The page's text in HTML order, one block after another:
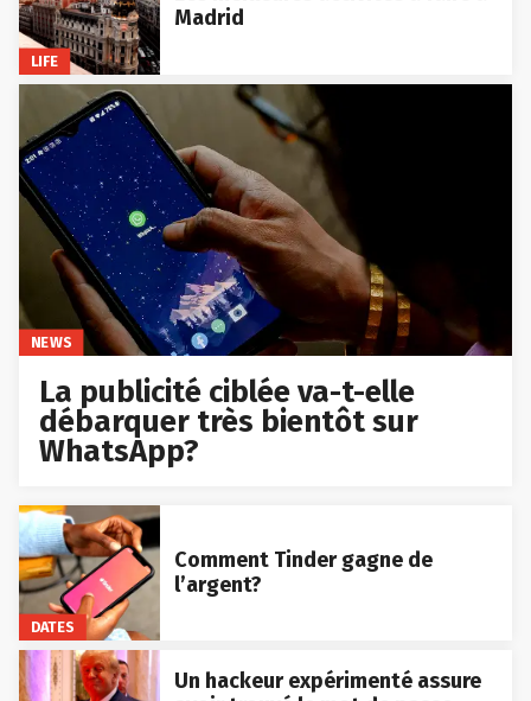
LIFE
Madrid
NEWS
La publicité ciblée va-t-elle
débarquer très bientôt sur
WhatsApp?
DATES
Comment Tinder gagne de
l’argent?
Un hackeur expérimenté assure